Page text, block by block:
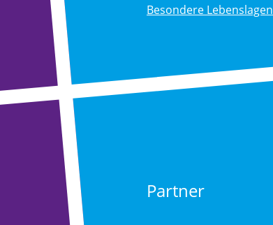
Besondere Lebenslagen
Partner